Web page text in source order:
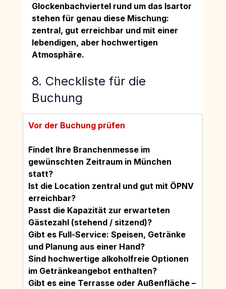
Glockenbachviertel rund um das Isartor
stehen für genau diese Mischung:
zentral, gut erreichbar und mit einer
lebendigen, aber hochwertigen
Atmosphäre.
8. Checkliste für die
Buchung
Vor der Buchung prüfen
Findet Ihre Branchenmesse im
gewünschten Zeitraum in München
statt?
Ist die Location zentral und gut mit ÖPNV
erreichbar?
Passt die Kapazität zur erwarteten
Gästezahl (stehend / sitzend)?
Gibt es Full-Service: Speisen, Getränke
und Planung aus einer Hand?
Sind hochwertige alkoholfreie Optionen
im Getränkeangebot enthalten?
Gibt es eine Terrasse oder Außenfläche –